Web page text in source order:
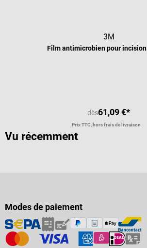
3M
Film antimicrobien pour incision
dès61,09 €*
Prix TTC, hors frais de livraison
Vu récemment
Modes de paiement